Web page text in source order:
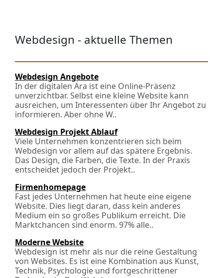
Webdesign - aktuelle Themen
Webdesign Angebote
In der digitalen Ära ist eine Online-Präsenz
unverzichtbar. Selbst eine kleine Website kann
ausreichen, um Interessenten über Ihr Angebot zu
informieren. Aber ohne W..
Webdesign Projekt Ablauf
Viele Unternehmen konzentrieren sich beim
Webdesign vor allem auf das spätere Ergebnis.
Das Design, die Farben, die Texte. In der Praxis
entscheidet jedoch der Projekt..
Firmenhomepage
Fast jedes Unternehmen hat heute eine eigene
Website. Dies liegt daran, dass kein anderes
Medium ein so großes Publikum erreicht. Die
Marktchancen sind enorm. 97% alle..
Moderne Website
Webdesign ist mehr als nur die reine Gestaltung
von Websites. Es ist eine Kombination aus Kunst,
Technik, Psychologie und fortgeschrittener